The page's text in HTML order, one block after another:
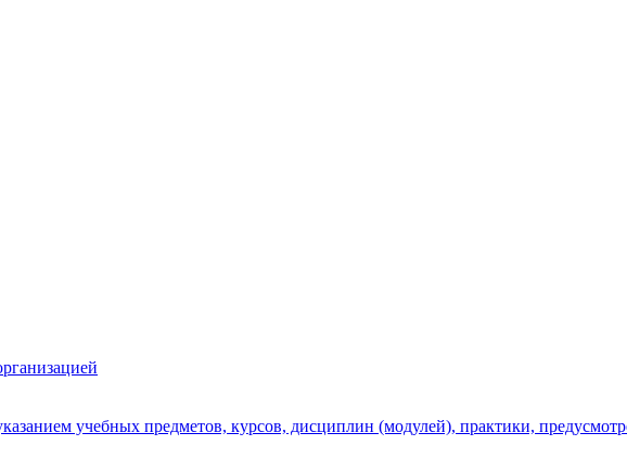
учебных предметов, курсов, дисциплин (модулей), практики,